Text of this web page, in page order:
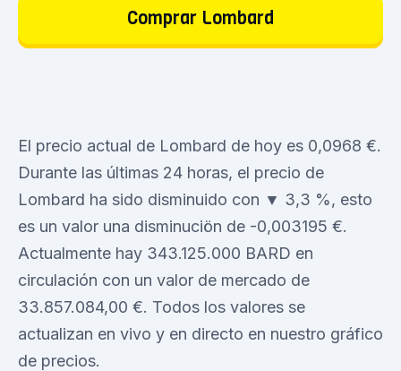
Comprar Lombard
El precio actual de Lombard de hoy es 0,0968 €.
Durante las últimas 24 horas, el precio de
Lombard ha sido disminuido con ▼ 3,3 %, esto
es un valor una disminuciön de -0,003195 €.
Actualmente hay 343.125.000 BARD en
circulación con un valor de mercado de
33.857.084,00 €. Todos los valores se
actualizan en vivo y en directo en nuestro gráfico
de precios.